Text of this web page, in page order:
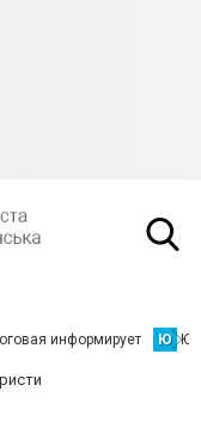
информирует Ю